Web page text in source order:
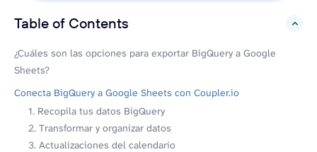
Table of Contents
hide
¿Cuáles son las opciones para exportar BigQuery a Google
Sheets?
Conecta BigQuery a Google Sheets con Coupler.io
1. Recopila tus datos BigQuery
2. Transformar y organizar datos
3. Actualizaciones del calendario